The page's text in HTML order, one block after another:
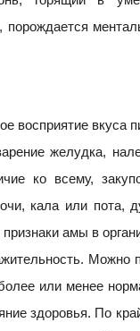
порождается
восприятие вкуса
желудка,
ко всему,
кала или пота,
амы в
Можно
или менее
здоровья. По